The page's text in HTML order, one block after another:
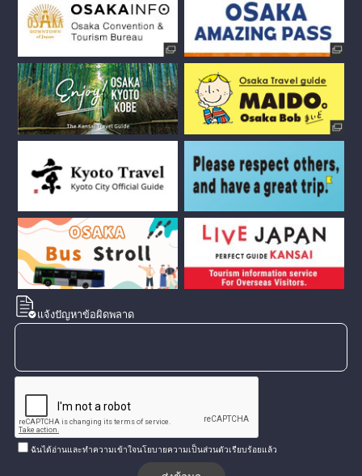
แจ้งปัญหาข้อผิดพลาด
ฉันได้อ่านและทำความเข้าใจนโยบายความเป็นส่วนตัวเรียบร้อยแล้ว